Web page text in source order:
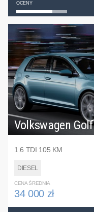
OCENY
Volkswagen Golf
1.6 TDI 105 KM
DIESEL
CENA ŚREDNIA
34 000 zł